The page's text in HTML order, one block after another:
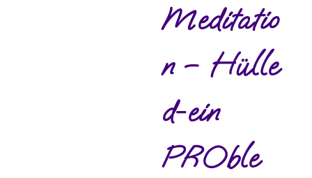
Meditatio
n – Hülle
d-ein
PROble